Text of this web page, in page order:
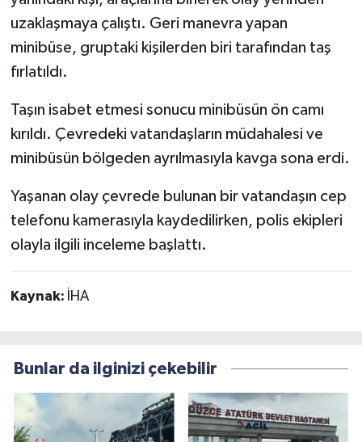
uzaklaşmaya çalıştı. Geri manevra yapan
minibüse, gruptaki kişilerden biri tarafından taş
fırlatıldı.
Taşın isabet etmesi sonucu minibüsün ön camı
kırıldı. Çevredeki vatandaşların müdahalesi ve
minibüsün bölgeden ayrılmasıyla kavga sona erdi.
Yaşanan olay çevrede bulunan bir vatandaşın cep
telefonu kamerasıyla kaydedilirken, polis ekipleri
olayla ilgili inceleme başlattı.
Kaynak: İHA
Bunlar da ilginizi çekebilir